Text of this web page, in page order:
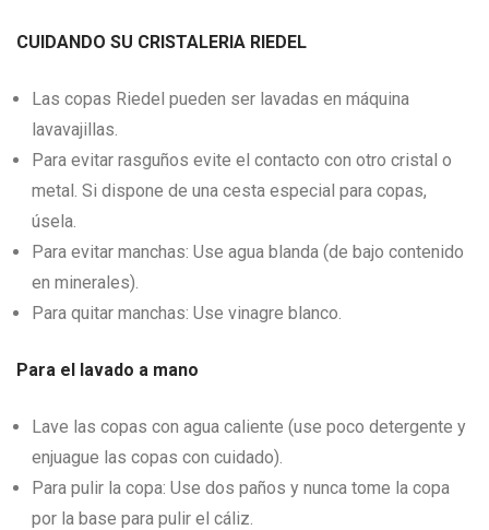
CUIDANDO SU CRISTALERIA RIEDEL
Las copas Riedel pueden ser lavadas en máquina
lavavajillas.
Para evitar rasguños evite el contacto con otro cristal o
metal. Si dispone de una cesta especial para copas,
úsela.
Para evitar manchas: Use agua blanda (de bajo contenido
en minerales).
Para quitar manchas: Use vinagre blanco.
Para el lavado a mano
Lave las copas con agua caliente (use poco detergente y
enjuague las copas con cuidado).
Para pulir la copa: Use dos paños y nunca tome la copa
por la base para pulir el cáliz.